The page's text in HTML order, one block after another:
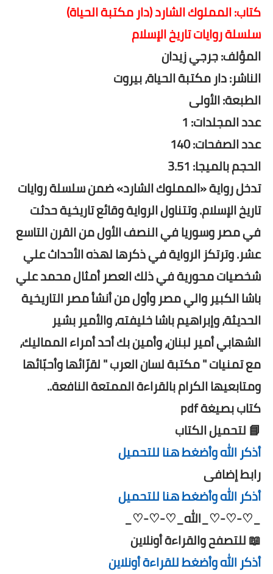
كتاب: المملوك الشارد (دار مكتبة الحياة)
سلسلة روايات تاريخ الإسلام
المؤلف: جرجي زيدان
الناشر: دار مكتبة الحياة، بيروت
الطبعة: الأولى
عدد المجلدات: 1
عدد الصفحات: 140
الحجم بالميجا: 3.51
تدخل رواية «المملوك الشارد» ضمن سلسلة روايات
تاريخ الإسلام. وتتناول الرواية وقائع تاريخية حدثت
في مصر وسوريا في النصف الأول من القرن التاسع
عشر. وترتكز الرواية في ذكرها لهذه الأحداث علي
شخصيات محورية في ذلك العصر أمثال محمد علي
باشا الكبير والي مصر وأول من أنشأ مصر التاريخية
الحديثة، وإبراهيم باشا خليفته، والأمير بشير
الشهابي أمير لبنان، وأمين بك أحد أمراء المماليك،
مع تمنيات " مكتبة لسان العرب " لقرّائها وأحبّائها
ومتابعيها الكرام بالقراءة الممتعة النافعة..
كتاب بصيغة pdf
📘 لتحميل الكتاب
أذكر الله وأضغط هنا للتحميل
رابط إضافى
أذكر الله وأضغط هنا للتحميل
_♡-♡-♡_الله_♡-♡-♡_
📖 للتصفح والقراءة أونلاين
أذكر الله وأضغط للقراءة أونلاين